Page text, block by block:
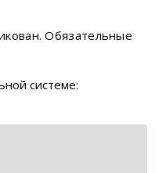
Обязательные
системе: